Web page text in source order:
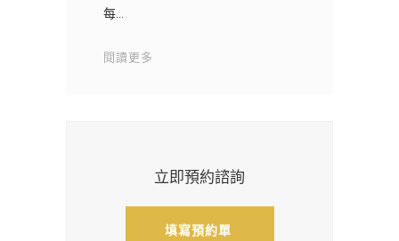
每
閱讀更多
立即預約諮詢
填寫預約單